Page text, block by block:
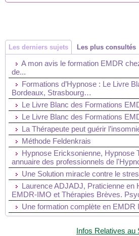
Les derniers sujets Les plus consultés
A mon avis le formation EMDR
de...
Formations d’Hypnose : Le Livre
Bordeaux, Strasbourg…
Le Livre Blanc des Formations
Le Livre Blanc des Formations
La Thérapeute peut guérir
Méthode Feldenkrais
Hypnose Ericksonienne, Hypnose
annuaire des professionnels de
Une Solution miracle contre le
Laurence ADJADJ, Praticienne en
EMDR-IMO et Thérapies Brèves.
Une formation complète en EMDR
Infos Relatives au